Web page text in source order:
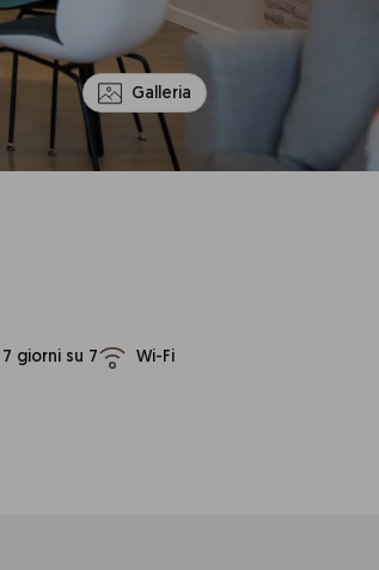
Galleria
giorni su 7
Wi-Fi